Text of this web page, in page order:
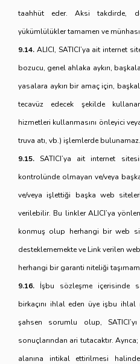
taahhüt eder. Aksi takdirde,
yükümlülükler tamamen ve
9.14. ALICI, SATICI’ya ait internet
bozucu, genel ahlaka aykırı,
yasalara aykırı bir amaç için,
tecavüz edecek şekilde
hizmetleri kullanmasını önleyici
truva atı, vb.) işlemlerde bulunamaz.
9.15. SATICI’ya ait internet
kontrolünde olmayan ve/veya
ve/veya işlettiği başka web
verilebilir. Bu linkler ALICI’ya
konmuş olup herhangi bir web
desteklememekte ve Link verilen
herhangi bir garanti niteliği
9.16. İşbu sözleşme içerisinde
birkaçını ihlal eden üye işbu
şahsen sorumlu olup,
sonuçlarından ari tutacaktır.
alanına intikal ettirilmesi